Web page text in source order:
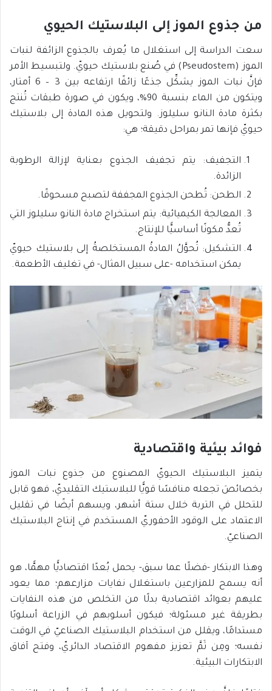
من جذوع الموز إلى البلاستيك الحيوي
سعت الدراسة إلى استغلال ما يُعرف بالجذوع الزائفة لنبات
الموز (Pseudostem) في صُنع بلاستيك حيويّ. ولتبسيط الأمر
فإنَّ نبات الموز يشكِّل جذعًا زائفًا ارتفاعه بين 3 – 6 أمتار،
ويتكون من الماء بنسبة 90%، ويكون في صورة طبقات تُنتج
بكثرة مادة النانو سليلوز. ولتحويل هذه المادة إلى بلاستيك
حيويّ فإنها تمر بمراحل دقيقة؛ هي:
التجفيف: يتم تجفيف الجذوع بعناية لإزالة الرطوبة
الزائدة.
الطحن: تُطحن الجذوع المجففة لتصبح مسحوقًا.
المعالجة الكيميائية: يتم استخراج مادة النانو سليلوز التي
تُعدُّ مكونًا أساسيًّا للإنتاج.
التشكيل: تُحوَّلُ المادةُ المستخلصةُ إلى بلاستيك حيويّ
يمكن استخدامه -على سبيل المثال- في تغليف الأطعمة.
فوائد بيئية واقتصادية
يتميز البلاستيك الحيويّ المصنوع من جذوع نبات الموز
بخصائصَ تجعله منافسًا قويًّا للبلاستيك التقليديّ، فهو قابل
للتحلل في التربة خلال ستة أشهر، ويسهم أيضًا في تقليل
الاعتماد على الوقود الأحفوريّ المستخدم في إنتاج البلاستيك
الصناعيّ.
وهذا الابتكار -فضلًا عما سبق- يحمل بُعدًا اقتصاديًّا مهمًّا، هو
أنه يسمح للمزارعين باستغلال نفايات مزارعهم؛ مما يعود
عليهم بعوائد اقتصادية بدلًا من التخلص من هذه النفايات
بطريقة غير مسئولة؛ فيكون أسلوبهم في الزراعة أسلوبًا
مستدامًا، ويقلل من استخدام البلاستيك الصناعيّ في الوقت
نفسه؛ ومِن ثَمَّ تعزيز مفهوم الاقتصاد الدائريّ، وفتح آفاق
الابتكارات البيئية.